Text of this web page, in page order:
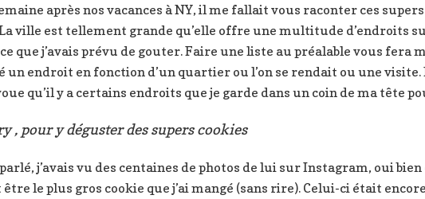
à
New-
York
après nos vacances à NY, il me fallait vous raconter ces
ville est tellement grande qu’elle offre une multitude d’endroits
que j’avais prévu de gouter. Faire une liste au préalable vous fera
un endroit en fonction d’un quartier ou l’on se rendait ou une
qu’il y a certains endroits que je garde dans un coin de ma tête
, pour y déguster des supers cookies
parlé, j’avais vu des centaines de photos de lui sur Instagram, oui
être le plus gros cookie que j’ai mangé (sans rire). Celui-ci était